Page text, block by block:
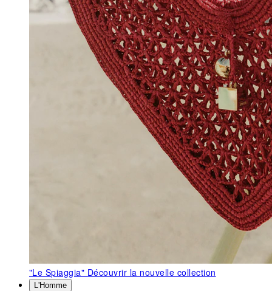
"Le Spiaggia" Découvrir la nouvelle collection
L'Homme